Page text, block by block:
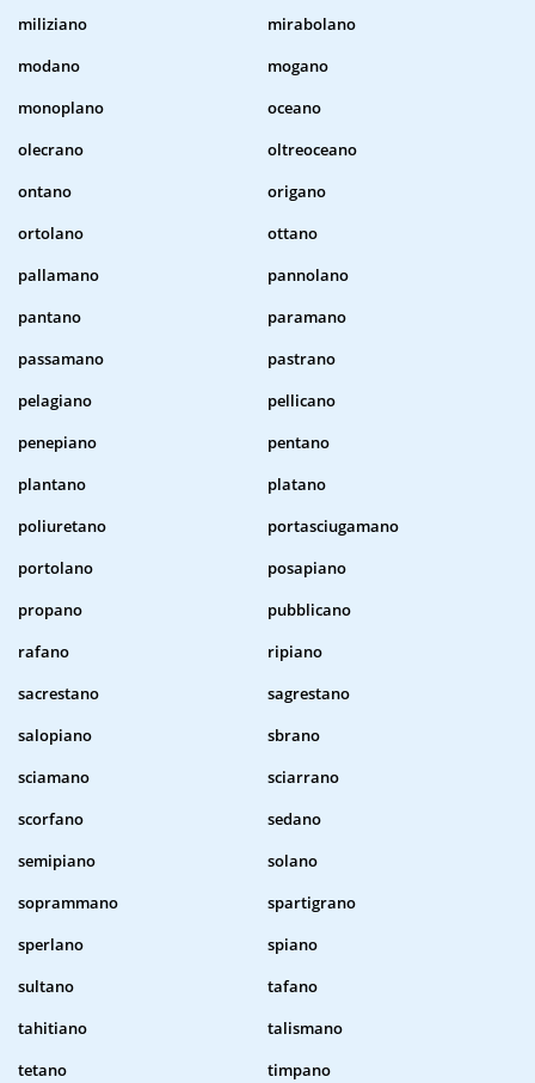
miliziano
mirabolano
modano
mogano
monoplano
oceano
olecrano
oltreoceano
ontano
origano
ortolano
ottano
pallamano
pannolano
pantano
paramano
passamano
pastrano
pelagiano
pellicano
penepiano
pentano
plantano
platano
poliuretano
portasciugamano
portolano
posapiano
propano
pubblicano
rafano
ripiano
sacrestano
sagrestano
salopiano
sbrano
sciamano
sciarrano
scorfano
sedano
semipiano
solano
soprammano
spartigrano
sperlano
spiano
sultano
tafano
tahitiano
talismano
tetano
timpano